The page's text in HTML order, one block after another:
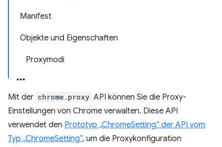
Manifest
Objekte und Eigenschaften
Proxymodi
Mit der chrome.proxy API können Sie die Proxy-
Einstellungen von Chrome verwalten. Diese API
verwendet den Prototyp „ChromeSetting“ der API vom
Typ „ChromeSetting“, um die Proxykonfiguration